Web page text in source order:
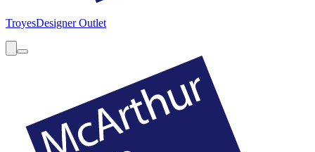
TroyesDesigner Outlet